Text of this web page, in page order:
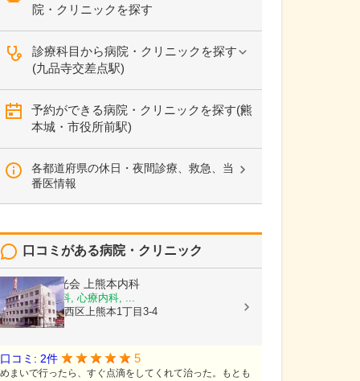
院・クリニックを探す
診療科目から病院・クリニックを探す
(九品寺交差点駅)
予約ができる病院・クリニックを探す(熊
本城・市役所前駅)
各都道府県の休日・夜間診療、救急、当
番医情報
口コミがある病院・クリニック
医療法人陽光会 上熊本内科
内科, 神経内科, 心療内科, ...
熊本県熊本市西区上熊本1丁目3-4
口コミ: 2件 5
めまいで行ったら、すぐ点滴をしてくれて治った。もとも